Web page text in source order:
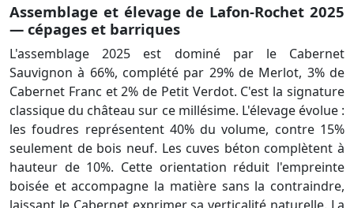
Assemblage et élevage de Lafon-Rochet 2025
— cépages et barriques
L'assemblage 2025 est dominé par le Cabernet
Sauvignon à 66%, complété par 29% de Merlot, 3% de
Cabernet Franc et 2% de Petit Verdot. C'est la signature
classique du château sur ce millésime. L'élevage évolue :
les foudres représentent 40% du volume, contre 15%
seulement de bois neuf. Les cuves béton complètent à
hauteur de 10%. Cette orientation réduit l'empreinte
boisée et accompagne la matière sans la contraindre,